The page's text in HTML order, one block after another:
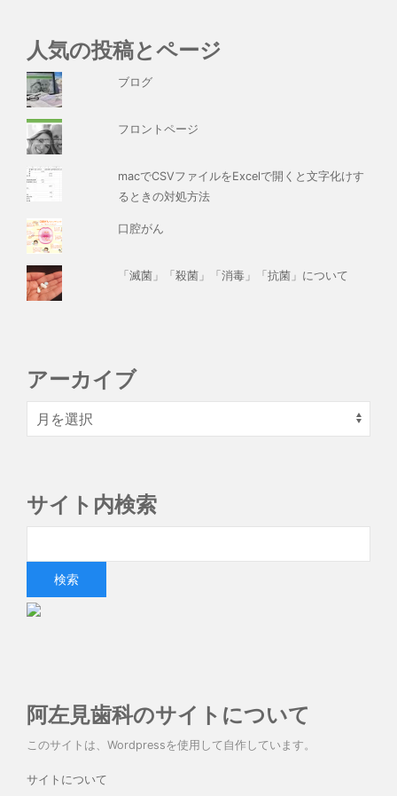
人気の投稿とページ
ブログ
フロントページ
macでCSVファイルをExcelで開くと文字化けす
るときの対処方法
口腔がん
「滅菌」「殺菌」「消毒」「抗菌」について
アーカイブ
サイト内検索
阿左見歯科のサイトについて
このサイトは、Wordpressを使用して自作しています。
サイトについて